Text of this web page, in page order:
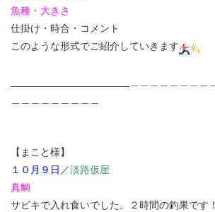
魚種・大きさ
仕掛け・時合・コメント
このような形式でご紹介していきます
【まこと様】
１０月９日 ／淡路仮屋
真鯛
サビキで入れ食いでした。２時間の釣果です！